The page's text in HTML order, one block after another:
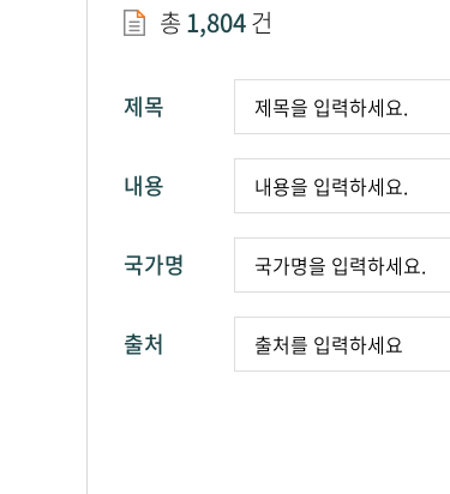
총1,804건
제목
내용
국가명
출처